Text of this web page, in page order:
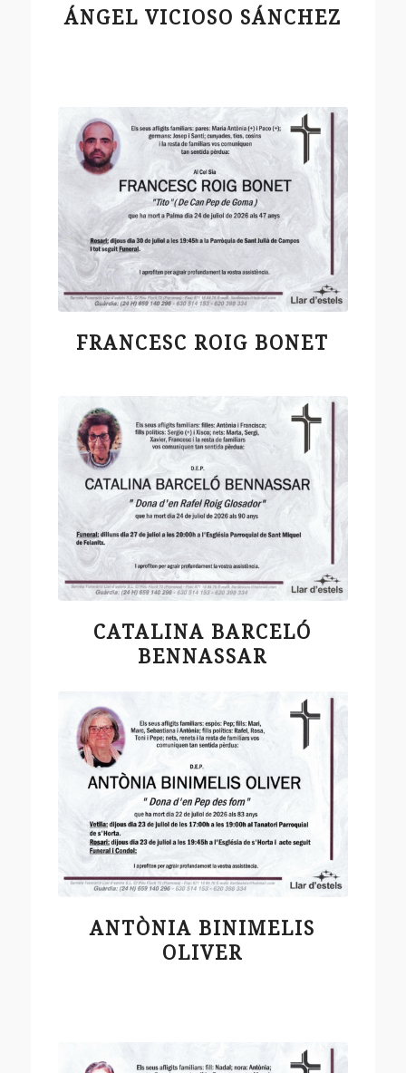
ÁNGEL VICIOSO SÁNCHEZ
FRANCESC ROIG BONET
CATALINA BARCELÓ
BENNASSAR
ANTÒNIA BINIMELIS
OLIVER